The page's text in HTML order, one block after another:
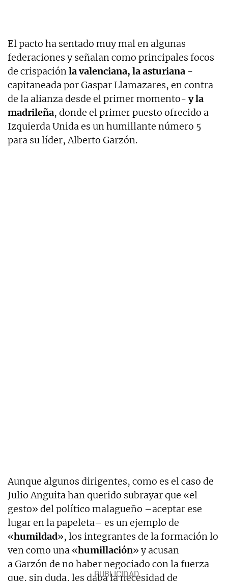
El pacto ha sentado muy mal en algunas
federaciones y señalan como principales focos
de crispaciónla valenciana, la asturiana -
capitaneada por Gaspar Llamazares, en contra
de la alianza desde el primer momento-y la
madrileña, donde el primer puesto ofrecido a
Izquierda Unida es un humillante número 5
para su líder, Alberto Garzón.
Aunque algunos dirigentes, como es el caso de
Julio Anguita han querido subrayar que «el
gesto» del político malagueño –aceptar ese
lugar en la papeleta– es un ejemplo de
«humildad», los integrantes de la formación lo
ven como una «humillación» y acusan
a Garzón de no haber negociado con la fuerza
que, sin duda, les daba la necesidad de